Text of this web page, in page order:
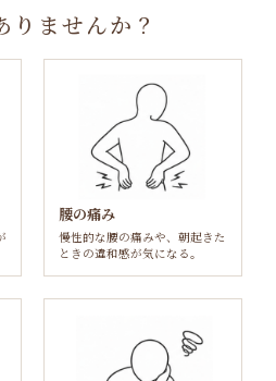
りませんか？
腰の痛み
慢性的な腰の痛みや、朝起きた
ときの違和感が気になる。